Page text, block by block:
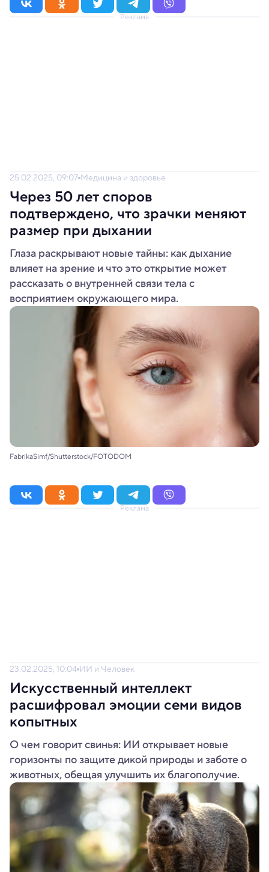
Реклама
25.02.2025, 09:07 Медицина и здоровье
Через 50 лет споров
подтверждено, что зрачки меняют
размер при дыхании
Глаза раскрывают новые тайны: как дыхание
влияет на зрение и что это открытие может
рассказать о внутренней связи тела с
восприятием окружающего мира.
FabrikaSimf/Shutterstock/FOTODOM
Реклама
23.02.2025, 10:04 ИИ и Человек
Искусственный интеллект
расшифровал эмоции семи видов
копытных
О чем говорит свинья: ИИ открывает новые
горизонты по защите дикой природы и заботе о
животных, обещая улучшить их благополучие.